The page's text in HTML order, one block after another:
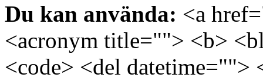
Du kan använda: <a
<acronym title=""> <b>
<code> <del